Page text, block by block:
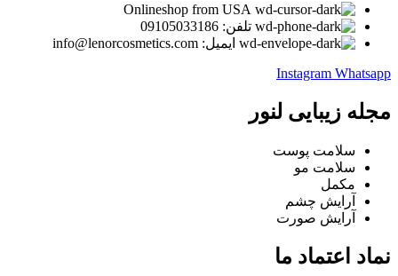
Onlineshop from USA
تلفن: 09105033186
ایمیل: info@lenorcosmetics.com
Instagram Whatsapp
مجله زیبایی لنور
سلامت پوست
سلامت مو
مکمل
آرایش چشم
آرایش صورت
نماد اعتماد ما